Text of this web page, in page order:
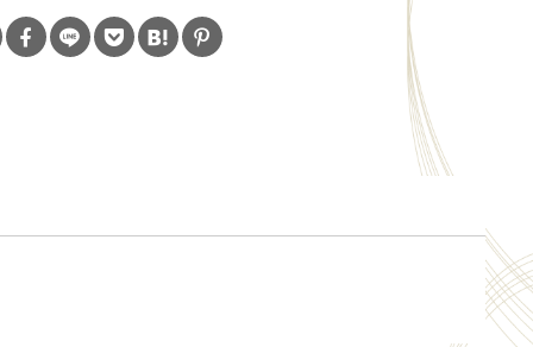
のひと
クーラー対策
プリントが特許技術の血流促進・遠赤外線効果です